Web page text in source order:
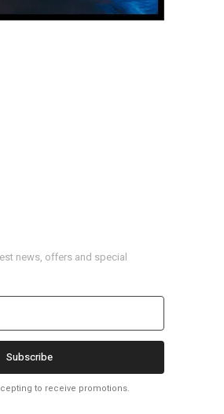
news, offers and special
Subscribe
to receive promotions.